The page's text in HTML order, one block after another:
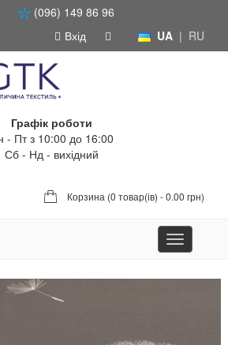
(096) 149 86 96
UA | RU
Вхід
Графік роботи
- Пт з 10:00 до 16:00
Сб - Нд - вихідний
Корзина (0 товар(ів) - 0.00 грн)
Toggle
navigation